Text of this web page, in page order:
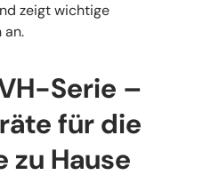
zeigt wichtige
an.
Serie –
für die
zu Hause